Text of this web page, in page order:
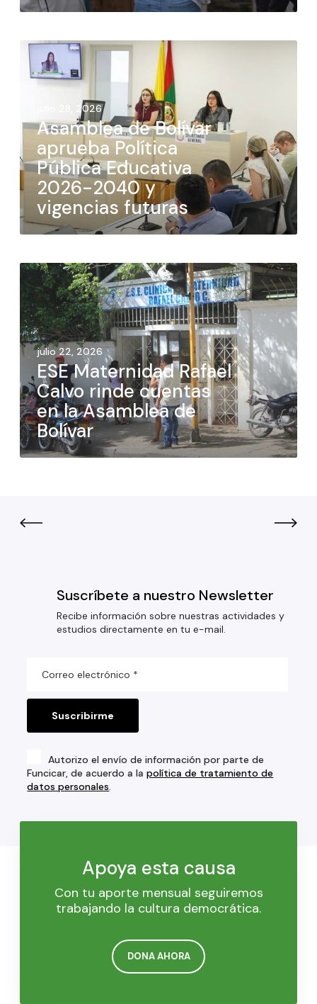
julio 28, 2026
Asamblea de Bolívar
aprueba Política
Pública Educativa
2026-2040 y
vigencias futuras
julio 22, 2026
ESE Maternidad Rafael
Calvo rinde cuentas
en la Asamblea de
Bolívar
Suscríbete a nuestro Newsletter
Recibe información sobre nuestras actividades y
estudios directamente en tu e-mail.
Autorizo el envío de información por parte de
Funcicar, de acuerdo a lapolítica de tratamiento de
datos personales.
Apoya esta causa
Con tu aporte mensual seguiremos
trabajando la cultura democrática.
DONA AHORA